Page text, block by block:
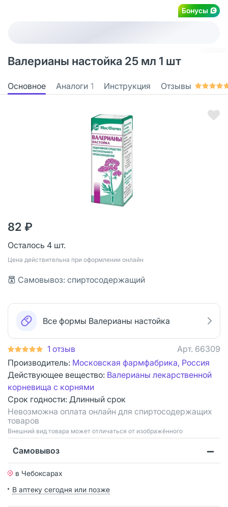
Бонусы
Валерианы настойка 25 мл 1 шт
Основное Аналоги 1 Инструкция Отзывы
82 ₽
Осталось 4 шт.
Цена действительна при оформлении онлайн
Cамовывоз: спиртосодержащий
Все формы Валерианы настойка
1 отзыв Арт. 66309
Производитель: Московская фармфабрика, Россия
Действующее вещество: Валерианы лекарственной
корневища с корнями
Срок годности: Длинный срок
Невозможна оплата онлайн для спиртосодержащих
товаров
Bнешний вид товара может отличаться от изображённого
Самовывоз
в Чебоксарах
В аптеку сегодня или позже